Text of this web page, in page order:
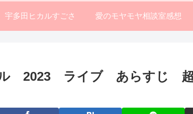
宇多田ヒカルすごさ 愛のモヤモヤ相談室感想
ル 2023 ライブ あらすじ 超